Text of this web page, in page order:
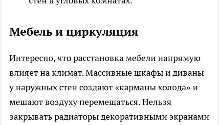
Мебель и циркуляция
Интересно, что расстановка мебели напрямую
влияет на климат. Массивные шкафы и диваны
у наружных стен создают «карманы холода» и
мешают воздуху перемещаться. Нельзя
закрывать радиаторы декоративными экранами